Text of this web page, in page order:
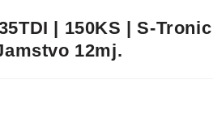
| 150KS | S-Tronic |
12mj.